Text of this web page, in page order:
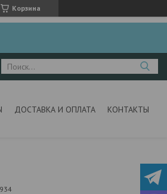
Корзина
ДОСТАВКА И ОПЛАТА КОНТАКТЫ